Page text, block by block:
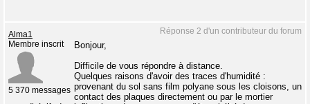
Réponse 2 d'un contributeur du forum
Alma1
Membre inscrit
5 370 messages
Bonjour,
Difficile de vous répondre à distance.
Quelques raisons d'avoir des traces d'humidité :
provenant du sol sans film polyane sous les cloisons, un
contact des plaques directement ou par le mortier